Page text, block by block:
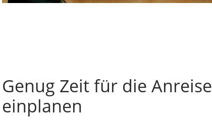
Genug Zeit für die Anreise
einplanen